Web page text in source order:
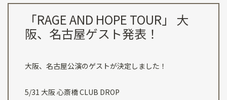
「RAGE AND HOPE TOUR」 大
阪、名古屋ゲスト発表！
大阪、名古屋公演のゲストが決定しました！
5/31 大阪 心斎橋 CLUB DROP